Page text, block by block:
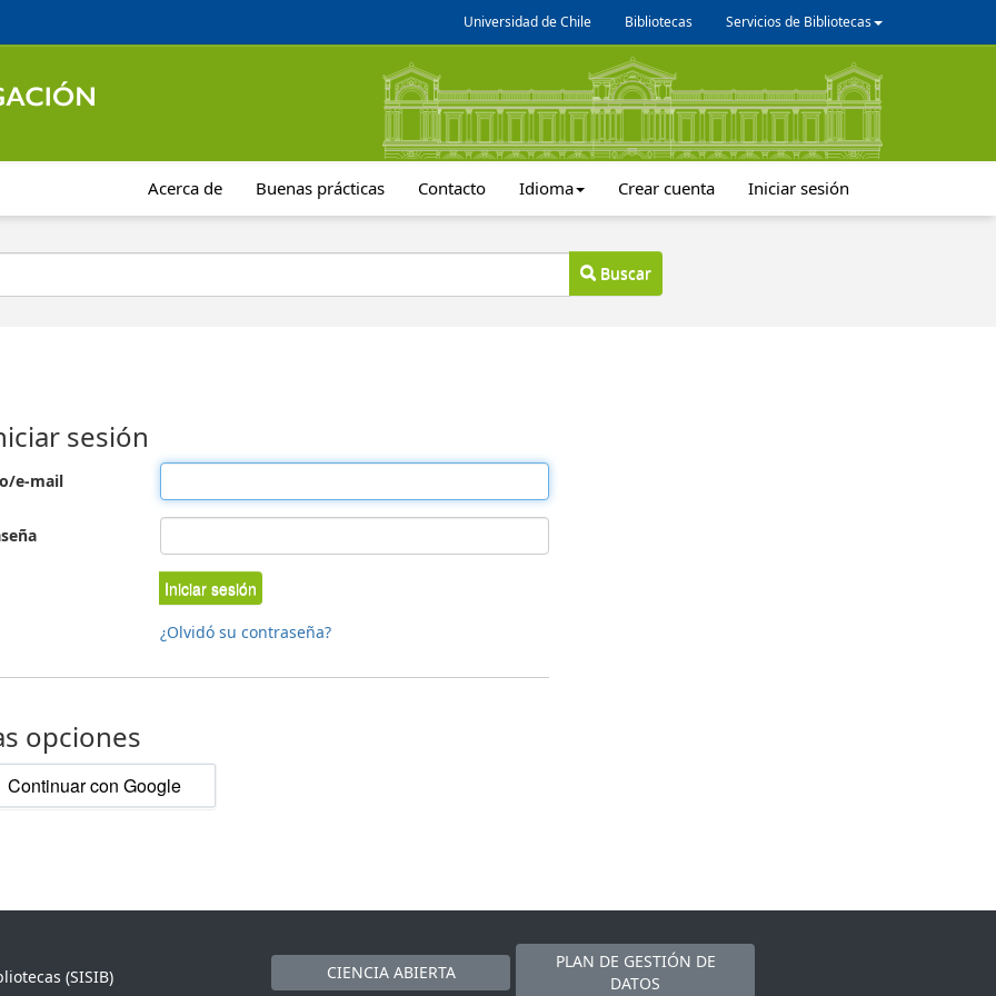
Universidad de Chile Bibliotecas Servicios de Bibliotecas
Acerca de Buenas prácticas Contacto Idioma Crear cuenta Iniciar sesión
Buscar
sesión
e-mail
Iniciar sesión
¿Olvidó su contraseña?
opciones
Continuar con Google
(SISIB)
CIENCIA ABIERTA
PLAN DE GESTIÓN DE
DATOS